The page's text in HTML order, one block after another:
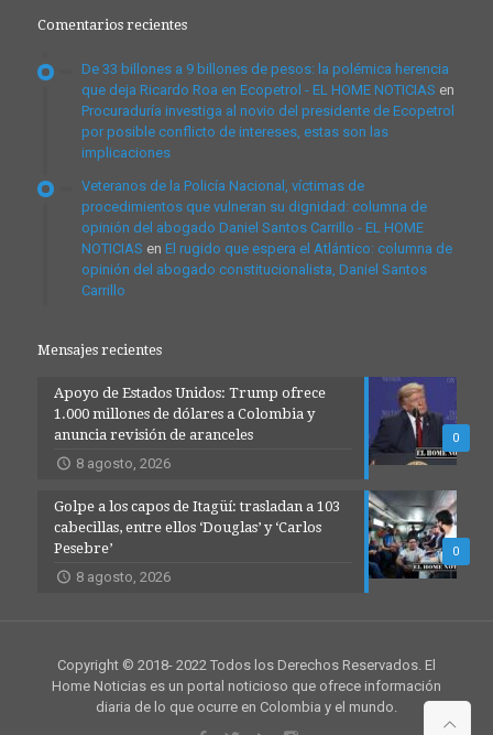
Comentarios recientes
De 33 billones a 9 billones de pesos: la polémica herencia
que deja Ricardo Roa en Ecopetrol - EL HOME NOTICIAS en
Procuraduría investiga al novio del presidente de Ecopetrol
por posible conflicto de intereses, estas son las
implicaciones
Veteranos de la Policía Nacional, víctimas de
procedimientos que vulneran su dignidad: columna de
opinión del abogado Daniel Santos Carrillo - EL HOME
NOTICIAS en El rugido que espera el Atlántico: columna de
opinión del abogado constitucionalista, Daniel Santos
Carrillo
Mensajes recientes
0
Apoyo de Estados Unidos: Trump ofrece
1.000 millones de dólares a Colombia y
anuncia revisión de aranceles
8 agosto, 2026
0
Golpe a los capos de Itagüí: trasladan a 103
cabecillas, entre ellos ‘Douglas’ y ‘Carlos
Pesebre’
8 agosto, 2026
Copyright © 2018- 2022 Todos los Derechos Reservados. El
Home Noticias es un portal noticioso que ofrece información
diaria de lo que ocurre en Colombia y el mundo.